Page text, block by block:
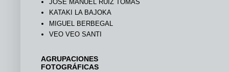
JOSÉ MANUEL RUIZ TOMÁS
KATAKI LA BAJOKA
MIGUEL BERBEGAL
VEO VEO SANTI
AGRUPACIONES
FOTOGRÁFICAS